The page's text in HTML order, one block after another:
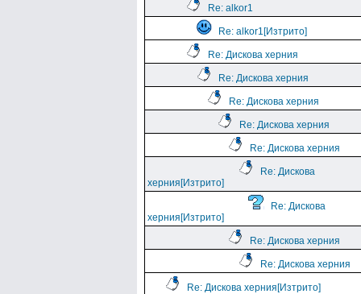
Re: alkor1
Re: alkor1[Изтрито]
Re: Дискова херния
Re: Дискова херния
Re: Дискова херния
Re: Дискова херния
Re: Дискова херния
Re: Дискова
херния[Изтрито]
Re: Дискова
херния[Изтрито]
Re: Дискова херния
Re: Дискова херния
Re: Дискова херния[Изтрито]